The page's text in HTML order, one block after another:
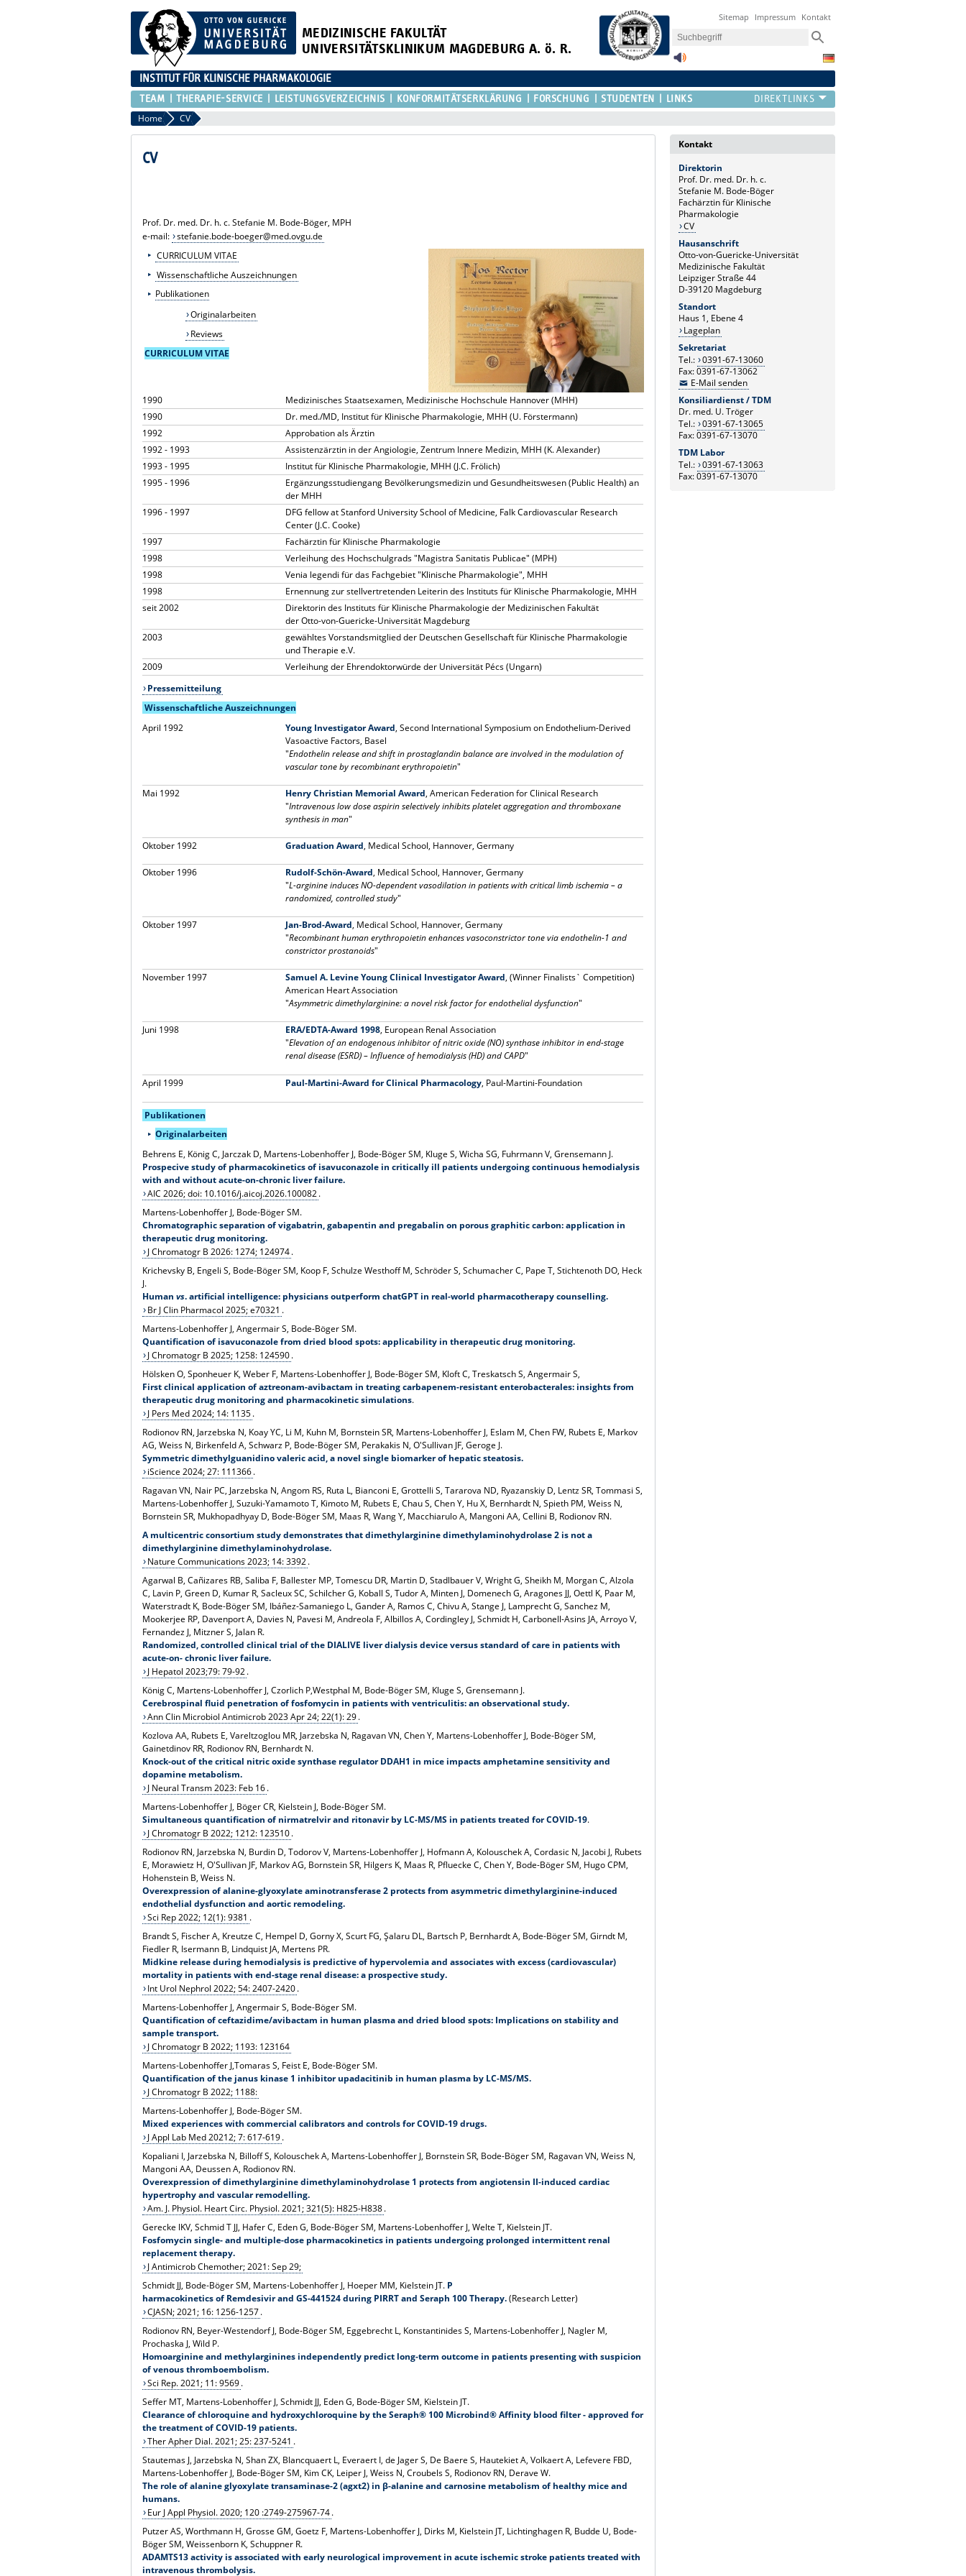
MEDIZINISCHE FAKULTÄT
UNIVERSITÄTSKLINIKUM MAGDEBURG A. ö. R.
Sitemap Impressum Kontakt
INSTITUT FÜR KLINISCHE PHARMAKOLOGIE
TEAM THERAPIE-SERVICE LEISTUNGSVERZEICHNIS KONFORMITÄTSERKLÄRUNG FORSCHUNG STUDENTEN LINKS
Home CV
CV
Prof. Dr. med. Dr. h. c. Stefanie M. Bode-Böger, MPH
e-mail: stefanie.bode-boeger@med.ovgu.de
CURRICULUM VITAE
Wissenschaftliche Auszeichnungen
Publikationen
Originalarbeiten
Reviews
CURRICULUM VITAE
1990
Medizinisches Staatsexamen, Medizinische Hochschule Hannover (MHH)
1990
Dr. med./MD, Institut für Klinische Pharmakologie, MHH (U. Förstermann)
1992
Approbation als Ärztin
1992 - 1993
Assistenzärztin in der Angiologie, Zentrum Innere Medizin, MHH (K. Alexander)
1993 - 1995
Institut für Klinische Pharmakologie, MHH (J.C. Frölich)
1995 - 1996
Ergänzungsstudiengang Bevölkerungsmedizin und Gesundheitswesen (Public Health) an
der MHH
1996 - 1997
DFG fellow at Stanford University School of Medicine, Falk Cardiovascular Research
Center (J.C. Cooke)
1997
Fachärztin für Klinische Pharmakologie
1998
Verleihung des Hochschulgrads "Magistra Sanitatis Publicae" (MPH)
1998
Venia legendi für das Fachgebiet "Klinische Pharmakologie", MHH
1998
Ernennung zur stellvertretenden Leiterin des Instituts für Klinische Pharmakologie, MHH
seit 2002
Direktorin des Instituts für Klinische Pharmakologie der Medizinischen Fakultät
der Otto-von-Guericke-Universität Magdeburg
2003
gewähltes Vorstandsmitglied der Deutschen Gesellschaft für Klinische Pharmakologie
und Therapie e.V.
2009
Verleihung der Ehrendoktorwürde der Universität Pécs (Ungarn)
Pressemitteilung
Wissenschaftliche Auszeichnungen
April 1992
Young Investigator Award, Second International Symposium on Endothelium-Derived
Vasoactive Factors, Basel
"Endothelin release and shift in prostaglandin balance are involved in the modulation of
vascular tone by recombinant erythropoietin"
Mai 1992 Henry Christian Memorial Award, American Federation for Clinical Research
"Intravenous low dose aspirin selectively inhibits platelet aggregation and thromboxane
synthesis in man"
Oktober 1992 Graduation Award, Medical School, Hannover, Germany
Oktober 1996 Rudolf-Schön-Award, Medical School, Hannover, Germany
"L-arginine induces NO-dependent vasodilation in patients with critical limb ischemia – a
randomized, controlled study"
Oktober 1997 Jan-Brod-Award, Medical School, Hannover, Germany
"Recombinant human erythropoietin enhances vasoconstrictor tone via endothelin-1 and
constrictor prostanoids"
November 1997 Samuel A. Levine Young Clinical Investigator Award, (Winner Finalists` Competition)
American Heart Association
"Asymmetric dimethylarginine: a novel risk factor for endothelial dysfunction"
Juni 1998 ERA/EDTA-Award 1998, European Renal Association
"Elevation of an endogenous inhibitor of nitric oxide (NO) synthase inhibitor in end-stage
renal disease (ESRD) – Influence of hemodialysis (HD) and CAPD"
April 1999 Paul-Martini-Award for Clinical Pharmacology, Paul-Martini-Foundation
Publikationen
Originalarbeiten
Behrens E, König C, Jarczak D, Martens-Lobenhoffer J, Bode-Böger SM, Kluge S, Wicha SG, Fuhrmann V, Grensemann J.
Prospecive study of pharmacokinetics of isavuconazole in critically ill patients undergoing continuous hemodialysis
with and without acute-on-chronic liver failure.
AIC 2026; doi: 10.1016/j.aicoj.2026.100082.
Martens-Lobenhoffer J, Bode-Böger SM.
Chromatographic separation of vigabatrin, gabapentin and pregabalin on porous graphitic carbon: application in
therapeutic drug monitoring.
J Chromatogr B 2026: 1274; 124974.
Krichevsky B, Engeli S, Bode-Böger SM, Koop F, Schulze Westhoff M, Schröder S, Schumacher C, Pape T, Stichtenoth DO, Heck
J.
Humanvs. artificial intelligence: physicians outperform chatGPT in real-world pharmacotherapy counselling.
Br J Clin Pharmacol 2025; e70321 .
Martens-Lobenhoffer J, Angermair S, Bode-Böger SM.
Quantification of isavuconazole from dried blood spots: applicability in therapeutic drug monitoring.
J Chromatogr B 2025; 1258: 124590.
Hölsken O, Sponheuer K, Weber F, Martens-Lobenhoffer J, Bode-Böger SM, Kloft C, Treskatsch S, Angermair S,
First clinical application of aztreonam-avibactam in treating carbapenem-resistant enterobacterales: insights from
therapeutic drug monitoring and pharmacokinetic simulations.
J Pers Med 2024; 14: 1135.
Rodionov RN, Jarzebska N, Koay YC, Li M, Kuhn M, Bornstein SR, Martens-Lobenhoffer J, Eslam M, Chen FW, Rubets E, Markov
AG, Weiss N, Birkenfeld A, Schwarz P, Bode-Böger SM, Perakakis N, O'Sullivan JF, Geroge J.
Symmetric dimethylguanidino valeric acid, a novel single biomarker of hepatic steatosis.
iScience 2024; 27: 111366.
Ragavan VN, Nair PC, Jarzebska N, Angom RS, Ruta L, Bianconi E, Grottelli S, Tararova ND, Ryazanskiy D, Lentz SR, Tommasi S,
Martens-Lobenhoffer J, Suzuki-Yamamoto T, Kimoto M, Rubets E, Chau S, Chen Y, Hu X, Bernhardt N, Spieth PM, Weiss N,
Bornstein SR, Mukhopadhyay D, Bode-Böger SM, Maas R, Wang Y, Macchiarulo A, Mangoni AA, Cellini B, Rodionov RN.
A multicentric consortium study demonstrates that dimethylarginine dimethylaminohydrolase 2 is not a
dimethylarginine dimethylaminohydrolase.
Nature Communications 2023; 14: 3392.
Agarwal B, Cañizares RB, Saliba F, Ballester MP, Tomescu DR, Martin D, Stadlbauer V, Wright G, Sheikh M, Morgan C, Alzola
C, Lavin P, Green D, Kumar R, Sacleux SC, Schilcher G, Koball S, Tudor A, Minten J, Domenech G, Aragones JJ, Oettl K, Paar M,
Waterstradt K, Bode-Böger SM, Ibáñez-Samaniego L, Gander A, Ramos C, Chivu A, Stange J, Lamprecht G, Sanchez M,
Mookerjee RP, Davenport A, Davies N, Pavesi M, Andreola F, Albillos A, Cordingley J, Schmidt H, Carbonell-Asins JA, Arroyo V,
Fernandez J, Mitzner S, Jalan R.
Randomized, controlled clinical trial of the DIALIVE liver dialysis device versus standard of care in patients with
acute-on- chronic liver failure.
J Hepatol 2023;79: 79-92.
König C, Martens-Lobenhoffer J, Czorlich P,Westphal M, Bode-Böger SM, Kluge S, Grensemann J.
Cerebrospinal fluid penetration of fosfomycin in patients with ventriculitis: an observational study.
Ann Clin Microbiol Antimicrob 2023 Apr 24; 22(1): 29.
Kozlova AA, Rubets E, Vareltzoglou MR, Jarzebska N, Ragavan VN, Chen Y, Martens-Lobenhoffer J, Bode-Böger SM,
Gainetdinov RR, Rodionov RN, Bernhardt N.
Knock-out of the critical nitric oxide synthase regulator DDAH1 in mice impacts amphetamine sensitivity and
dopamine metabolism.
J Neural Transm 2023: Feb 16.
Martens-Lobenhoffer J, Böger CR, Kielstein J, Bode-Böger SM.
Simultaneous quantification of nirmatrelvir and ritonavir by LC-MS/MS in patients treated for COVID-19.
J Chromatogr B 2022; 1212: 123510.
Rodionov RN, Jarzebska N, Burdin D, Todorov V, Martens-Lobenhoffer J, Hofmann A, Kolouschek A, Cordasic N, Jacobi J, Rubets
E, Morawietz H, O'Sullivan JF, Markov AG, Bornstein SR, Hilgers K, Maas R, Pfluecke C, Chen Y, Bode-Böger SM, Hugo CPM,
Hohenstein B, Weiss N.
Overexpression of alanine-glyoxylate aminotransferase 2 protects from asymmetric dimethylarginine-induced
endothelial dysfunction and aortic remodeling.
Sci Rep 2022; 12(1): 9381 .
Brandt S, Fischer A, Kreutze C, Hempel D, Gorny X, Scurt FG, Şalaru DL, Bartsch P, Bernhardt A, Bode-Böger SM, Girndt M,
Fiedler R, Isermann B, Lindquist JA, Mertens PR.
Midkine release during hemodialysis is predictive of hypervolemia and associates with excess (cardiovascular)
mortality in patients with end-stage renal disease: a prospective study.
Int Urol Nephrol 2022; 54: 2407-2420.
Martens-Lobenhoffer J, Angermair S, Bode-Böger SM.
Quantification of ceftazidime/avibactam in human plasma and dried blood spots: Implications on stability and
sample transport.
J Chromatogr B 2022; 1193: 123164
Martens-Lobenhoffer J,Tomaras S, Feist E, Bode-Böger SM.
Quantification of the janus kinase 1 inhibitor upadacitinib in human plasma by LC-MS/MS.
J Chromatogr B 2022; 1188:
Martens-Lobenhoffer J, Bode-Böger SM.
Mixed experiences with commercial calibrators and controls for COVID-19 drugs.
J Appl Lab Med 20212; 7: 617-619.
Kopaliani I, Jarzebska N, Billoff S, Kolouschek A, Martens-Lobenhoffer J, Bornstein SR, Bode-Böger SM, Ragavan VN, Weiss N,
Mangoni AA, Deussen A, Rodionov RN.
Overexpression of dimethylarginine dimethylaminohydrolase 1 protects from angiotensin II-induced cardiac
hypertrophy and vascular remodelling.
Am. J. Physiol. Heart Circ. Physiol. 2021; 321(5): H825-H838.
Gerecke lKV, Schmid T JJ, Hafer C, Eden G, Bode-Böger SM, Martens-Lobenhoffer J, Welte T, Kielstein JT.
Fosfomycin single- and multiple-dose pharmacokinetics in patients undergoing prolonged intermittent renal
replacement therapy.
J Antimicrob Chemother; 2021: Sep 29;
Schmidt JJ, Bode-Böger SM, Martens-Lobenhoffer J, Hoeper MM, Kielstein JT. P
harmacokinetics of Remdesivir and GS-441524 during PIRRT and Seraph 100 Therapy.(Research Letter)
CJASN; 2021; 16: 1256-1257.
Rodionov RN, Beyer-Westendorf J, Bode-Böger SM, Eggebrecht L, Konstantinides S, Martens-Lobenhoffer J, Nagler M,
Prochaska J, Wild P.
Homoarginine and methylarginines independently predict long-term outcome in patients presenting with suspicion
of venous thromboembolism.
Sci Rep. 2021; 11: 9569.
Seffer MT, Martens-Lobenhoffer J, Schmidt JJ, Eden G, Bode-Böger SM, Kielstein JT.
Clearance of chloroquine and hydroxychloroquine by the Seraph® 100 Microbind® Affinity blood filter - approved for
the treatment of COVID-19 patients.
Ther Apher Dial. 2021; 25: 237-5241 .
Stautemas J, Jarzebska N, Shan ZX, Blancquaert L, Everaert I, de Jager S, De Baere S, Hautekiet A, Volkaert A, Lefevere FBD,
Martens-Lobenhoffer J, Bode-Böger SM, Kim CK, Leiper J, Weiss N, Croubels S, Rodionov RN, Derave W.
The role of alanine glyoxylate transaminase-2 (agxt2) in β-alanine and carnosine metabolism of healthy mice and
humans.
Eur J Appl Physiol. 2020; 120 :2749-275967-74.
Putzer AS, Worthmann H, Grosse GM, Goetz F, Martens-Lobenhoffer J, Dirks M, Kielstein JT, Lichtinghagen R, Budde U, Bode-
Böger SM, Weissenborn K, Schuppner R.
ADAMTS13 activity is associated with early neurological improvement in acute ischemic stroke patients treated with
intravenous thrombolysis.
Kontakt
Direktorin
Prof. Dr. med. Dr. h. c.
Stefanie M. Bode-Böger
Fachärztin für Klinische
Pharmakologie
CV
Hausanschrift
Otto-von-Guericke-Universität
Medizinische Fakultät
Leipziger Straße 44
D-39120 Magdeburg
Standort
Haus 1, Ebene 4
Lageplan
Sekretariat
Tel.: 0391-67-13060
Fax: 0391-67-13062
E-Mail senden
Konsiliardienst / TDM
Dr. med. U. Tröger
Tel.: 0391-67-13065
Fax: 0391-67-13070
TDM Labor
Tel.: 0391-67-13063
Fax: 0391-67-13070